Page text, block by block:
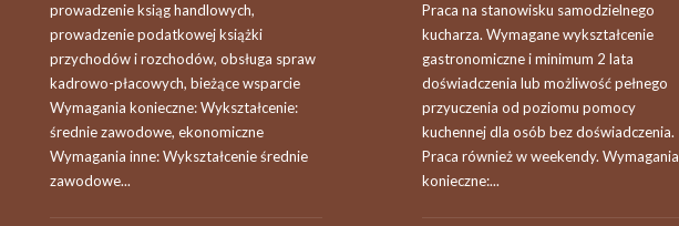
prowadzenie ksiąg handlowych,
prowadzenie podatkowej książki
przychodów i rozchodów, obsługa spraw
kadrowo-płacowych, bieżące wsparcie
Wymagania konieczne: Wykształcenie:
średnie zawodowe, ekonomiczne
Wymagania inne: Wykształcenie średnie
zawodowe...
Praca na stanowisku samodzielnego
kucharza. Wymagane wykształcenie
gastronomiczne i minimum 2 lata
doświadczenia lub możliwość pełnego
przyuczenia od poziomu pomocy
kuchennej dla osób bez doświadczenia.
Praca również w weekendy. Wymagania
konieczne:...